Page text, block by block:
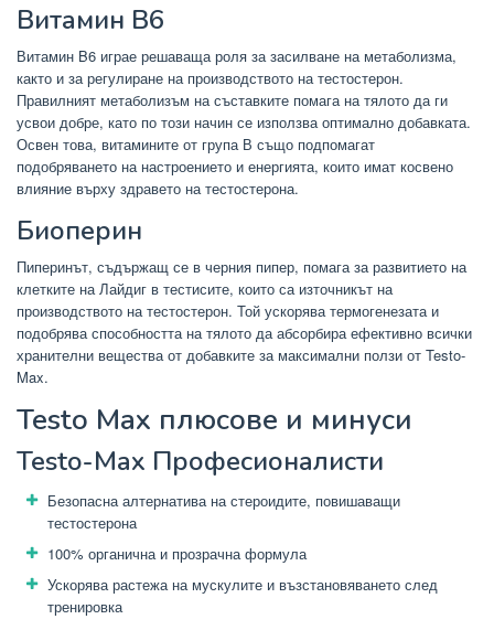
Витамин B6
Витамин B6 играе решаваща роля за засилване на метаболизма,
както и за регулиране на производството на тестостерон.
Правилният метаболизъм на съставките помага на тялото да ги
усвои добре, като по този начин се използва оптимално добавката.
Освен това, витамините от група В също подпомагат
подобряването на настроението и енергията, които имат косвено
влияние върху здравето на тестостерона.
Биоперин
Пиперинът, съдържащ се в черния пипер, помага за развитието на
клетките на Лайдиг в тестисите, които са източникът на
производството на тестостерон. Той ускорява термогенезата и
подобрява способността на тялото да абсорбира ефективно всички
хранителни вещества от добавките за максимални ползи от Testo-
Max.
Testo Max плюсове и минуси
Testo-Max Професионалисти
Безопасна алтернатива на стероидите, повишаващи
тестостерона
100% органична и прозрачна формула
Ускорява растежа на мускулите и възстановяването след
тренировка